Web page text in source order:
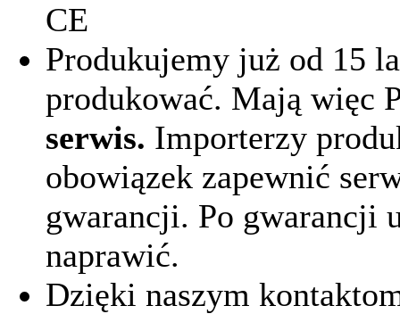
CE
Produkujemy już od 15
produkować. Mają więc
serwis. Importerzy
obowiązek zapewnić
gwarancji. Po gwarancji
naprawić.
Dzięki naszym